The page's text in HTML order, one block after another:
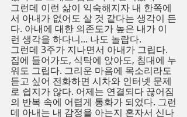
그런데 이런 삶이 익숙해지자 내 한쪽에
서 아내가 없어도 살 것 같다는 생각이 든
다. 아내에 대한 의존도가 높은 내가 이
런 생각을 하다니... 나도 놀랍다.
그런데 3주가 지나면서 아내가 그립다.
집에 들어가도, 식탁에 앉아도, 침대에 누
워도 그립다. 그리운 마음에 목소리라도
듣고 싶어 전화하면 시차와 인터넷 문제
로 쉽지가 않다. 어제는 연결되다 끊어짐
의 반복 속에 어렵게 통화가 되었다. 그런
데 아내는 내 감정을 아는지 혼자서 신나